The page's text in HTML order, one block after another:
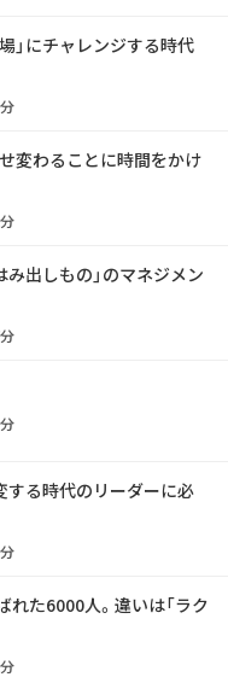
」にチャレンジする時代
変わることに時間をかけ
み出しもの」のマネジメン
する時代のリーダーに必
れた6000人。違いは「ラク